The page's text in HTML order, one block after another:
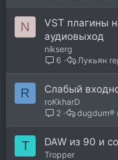
N
VST плагины
аудиовыход
nikserg
6
Лукьян
R Слабый
roKkharD
2
dugdum®
T DAW из 90 и
Tropper